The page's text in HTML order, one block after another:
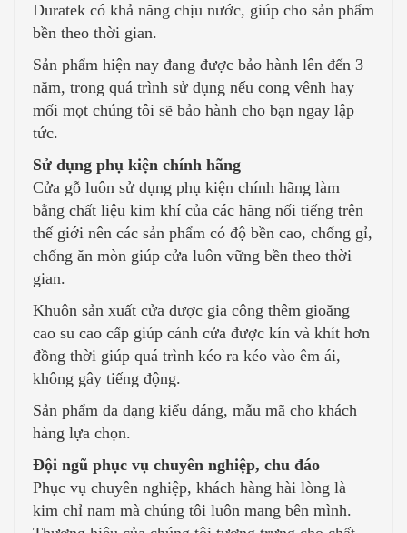
Duratek có khả năng chịu nước, giúp cho sản phẩm
bền theo thời gian.
Sản phẩm hiện nay đang được bảo hành lên đến 3
năm, trong quá trình sử dụng nếu cong vênh hay
mối mọt chúng tôi sẽ bảo hành cho bạn ngay lập
tức.
Sử dụng phụ kiện chính hãng
Cửa gỗ luôn sử dụng phụ kiện chính hãng làm
bằng chất liệu kim khí của các hãng nối tiếng trên
thế giới nên các sản phẩm có độ bền cao, chống gỉ,
chống ăn mòn giúp cửa luôn vững bền theo thời
gian.
Khuôn sản xuất cửa được gia công thêm gioăng
cao su cao cấp giúp cánh cửa được kín và khít hơn
đồng thời giúp quá trình kéo ra kéo vào êm ái,
không gây tiếng động.
Sản phẩm đa dạng kiểu dáng, mẫu mã cho khách
hàng lựa chọn.
Đội ngũ phục vụ chuyên nghiệp, chu đáo
Phục vụ chuyên nghiệp, khách hàng hài lòng là
kim chỉ nam mà chúng tôi luôn mang bên mình.